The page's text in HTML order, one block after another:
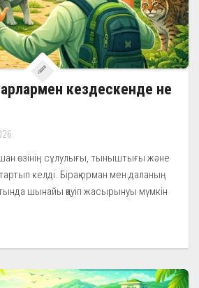
кездескенде не
өзінің сұлулығы, тыныштығы және
келді. Бірақ орман мен даланың
шынайы қауіп жасырынуы мүмкін